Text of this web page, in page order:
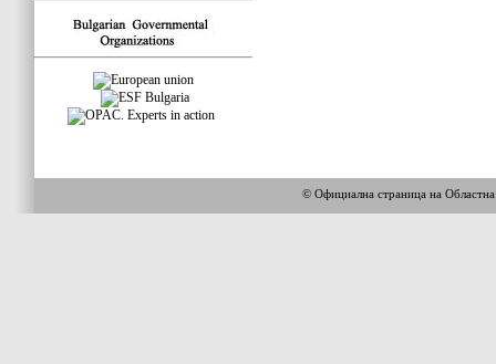
© Официална страница на